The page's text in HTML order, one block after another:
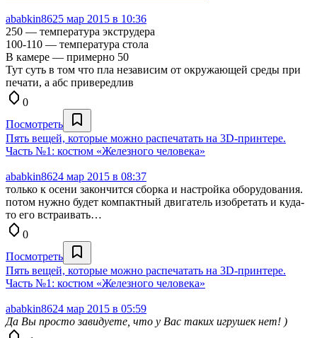
ababkin8625 мар 2015 в 10:36
250 — температура экструдера
100-110 — температура стола
В камере — примерно 50
Тут суть в том что пла независим от окружающей среды при
печати, а абс привередлив
0
Посмотреть
Пять вещей, которые можно распечатать на 3D-принтере.
Часть №1: костюм «Железного человека»
ababkin8624 мар 2015 в 08:37
только к осени закончится сборка и настройка оборудования.
потом нужно будет компактный двигатель изобретать и куда-
то его встраивать…
0
Посмотреть
Пять вещей, которые можно распечатать на 3D-принтере.
Часть №1: костюм «Железного человека»
ababkin8624 мар 2015 в 05:59
Да Вы просто завидуете, что у Вас таких игрушек нет! )